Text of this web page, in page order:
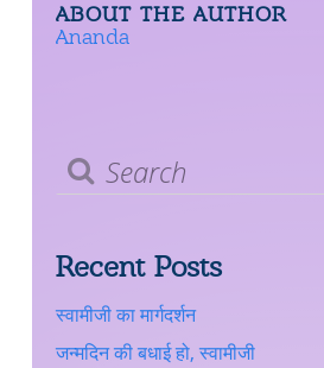
ABOUT THE AUTHOR
Ananda
Recent Posts
स्वामीजी का मार्गदर्शन
जन्मदिन की बधाई हो, स्वामीजी